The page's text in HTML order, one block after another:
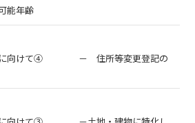
能年齢
消に向けて➃ － 住所等変更登記の